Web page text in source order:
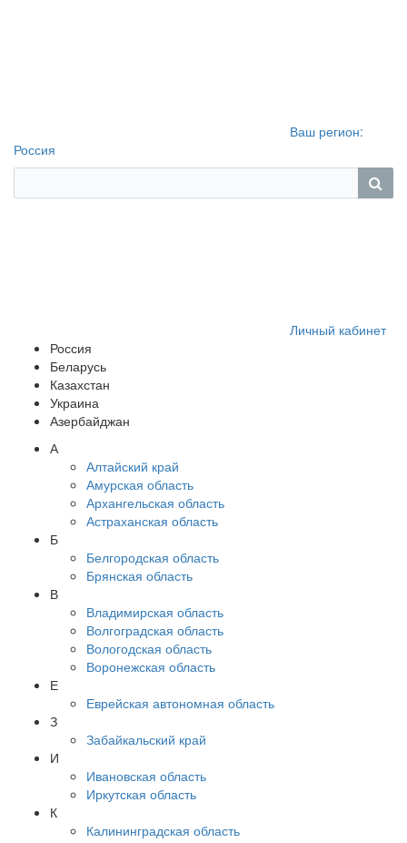
Ваш регион:
Россия
Личный кабинет
Россия
Беларусь
Казахстан
Украина
Азербайджан
А
Алтайский край
Амурская область
Архангельская область
Астраханская область
Б
Белгородская область
Брянская область
В
Владимирская область
Волгоградская область
Вологодская область
Воронежская область
Е
Еврейская автономная область
З
Забайкальский край
И
Ивановская область
Иркутская область
К
Калининградская область